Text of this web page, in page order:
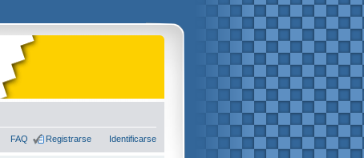
FAQ Registrarse Identificarse